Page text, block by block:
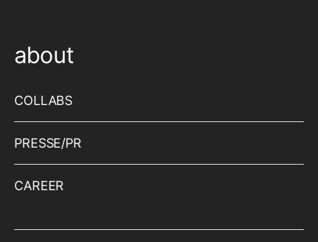
about
COLLABS
PRESSE/PR
CAREER